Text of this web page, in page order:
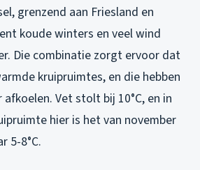
grenzend aan Friesland en
koude winters en veel wind
Die combinatie zorgt ervoor dat
kruipruimtes, en die hebben
Vet stolt bij 10°C, en in
hier is het van november
5-8°C.